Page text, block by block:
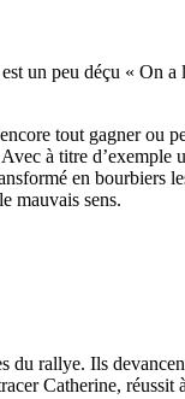
un peu déçu « On a
tout gagner ou
à titre d’exemple
en bourbiers
mauvais sens.
du rallye. Ils
Catherine, réussit